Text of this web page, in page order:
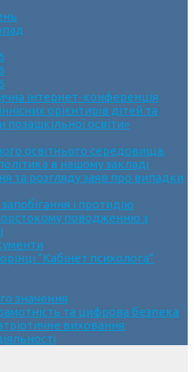
інтернет-конференція
орієнтирів дітей та
позашкільної освіти»
освітнього середовища.
в нашому закладі
та розгляду заяв про випадки
і протидію
поводженню з
“Кабінет психолога”
значення
та цифрова безпека
виховання